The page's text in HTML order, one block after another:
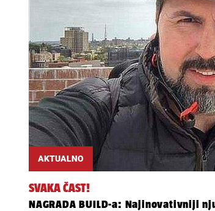
AKTUALNO
SVAKA ČAST!
NAGRADA BUILD-a: Najinovativniji